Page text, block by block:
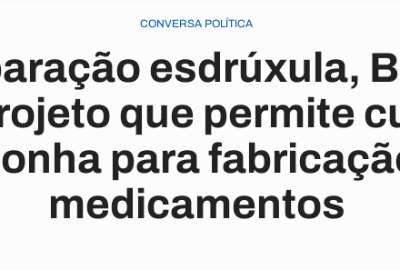
CONVERSA POLÍTICA
esdrúxula,
que permite
para
medicamentos